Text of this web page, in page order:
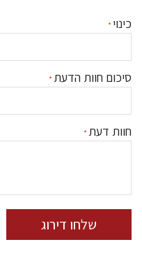
כינוי
סיכום חוות הדעת
חוות דעת
שלחו דירוג